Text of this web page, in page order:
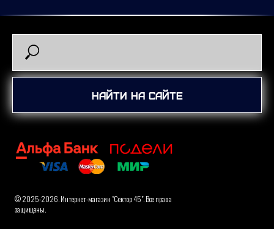
Найти на сайте
© 2025-2026. Интернет-магазин "Сектор 45". Все права
защищены.